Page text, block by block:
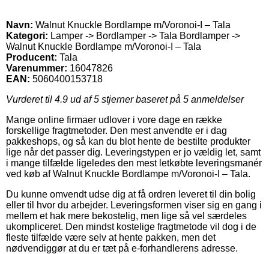
Navn: Walnut Knuckle Bordlampe m/Voronoi-I – Tala
Kategori: Lamper -> Bordlamper -> Tala Bordlamper ->
Walnut Knuckle Bordlampe m/Voronoi-I – Tala
Producent: Tala
Varenummer: 16047826
EAN: 5060400153718
Vurderet til 4.9 ud af 5 stjerner baseret på 5 anmeldelser
Mange online firmaer udlover i vore dage en række
forskellige fragtmetoder. Den mest anvendte er i dag
pakkeshops, og så kan du blot hente de bestilte produkter
lige når det passer dig. Leveringstypen er jo vældig let, samt
i mange tilfælde ligeledes den mest letkøbte leveringsmanér
ved køb af Walnut Knuckle Bordlampe m/Voronoi-I – Tala.
Du kunne omvendt udse dig at få ordren leveret til din bolig
eller til hvor du arbejder. Leveringsformen viser sig en gang i
mellem et hak mere bekostelig, men lige så vel særdeles
ukompliceret. Den mindst kostelige fragtmetode vil dog i de
fleste tilfælde være selv at hente pakken, men det
nødvendiggør at du er tæt på e-forhandlerens adresse.